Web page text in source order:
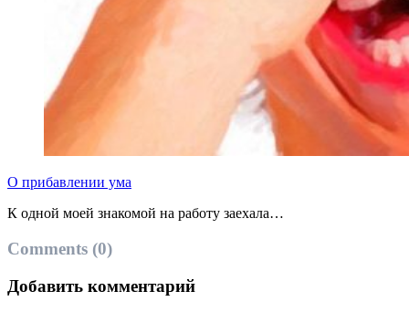
О прибавлении ума
К одной моей знакомой на работу заехала…
Comments (0)
Добавить комментарий